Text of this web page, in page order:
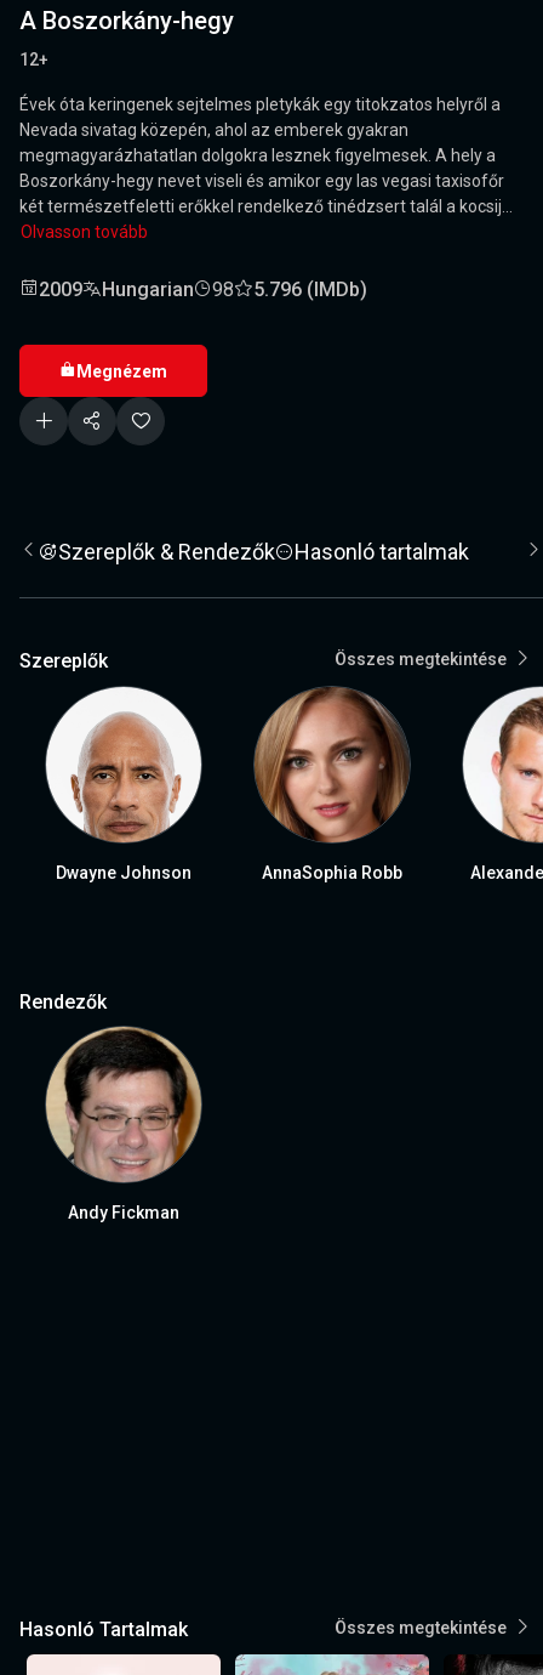
A Boszorkány-hegy
12+
Évek óta keringenek sejtelmes pletykák egy titokzatos helyről a
Nevada sivatag közepén, ahol az emberek gyakran
megmagyarázhatatlan dolgokra lesznek figyelmesek. A hely a
Boszorkány-hegy nevet viseli és amikor egy las vegasi taxisofőr
két természetfeletti erőkkel rendelkező tinédzsert talál a kocsij...
Olvasson tovább
2009 Hungarian 98 5.796 (IMDb)
Megnézem
Szereplők & Rendezők Hasonló tartalmak
Szereplők Összes megtekintése
Dwayne Johnson AnnaSophia Robb
Rendezők
Andy Fickman
Hasonló Tartalmak Összes megtekintése